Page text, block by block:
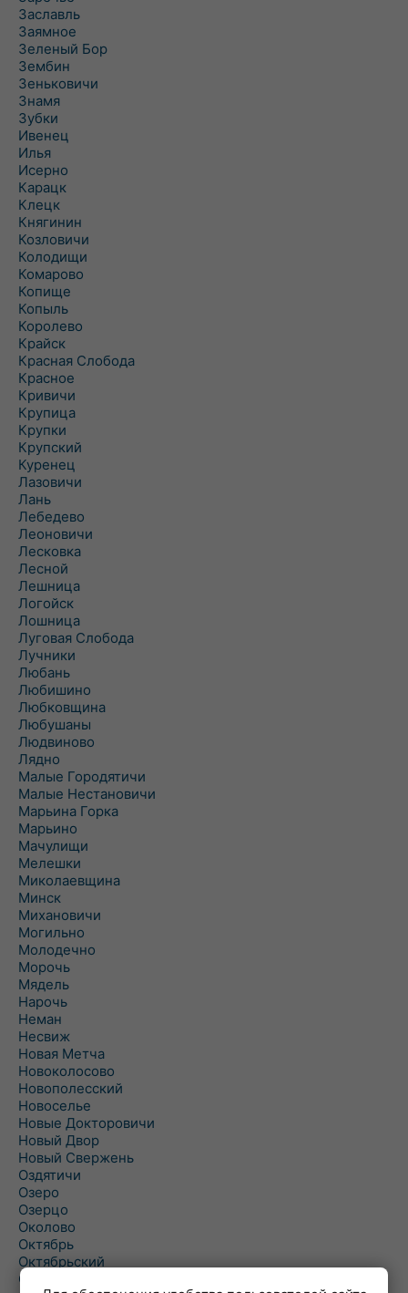
Заславль
Заямное
Зеленый Бор
Зембин
Зеньковичи
Знамя
Зубки
Ивенец
Илья
Исерно
Карацк
Клецк
Княгинин
Козловичи
Колодищи
Комарово
Копище
Копыль
Королево
Крайск
Красная Слобода
Красное
Кривичи
Крупица
Крупки
Крупский
Куренец
Лазовичи
Лань
Лебедево
Леоновичи
Лесковка
Лесной
Лешница
Логойск
Лошница
Луговая Слобода
Лучники
Любань
Любишино
Любковщина
Любушаны
Людвиново
Лядно
Малые Городятичи
Малые Нестановичи
Марьина Горка
Марьино
Мачулищи
Мелешки
Миколаевщина
Минск
Михановичи
Могильно
Молодечно
Морочь
Мядель
Нарочь
Неман
Несвиж
Новая Метча
Новоколосово
Новополесский
Новоселье
Новые Докторовичи
Новый Двор
Новый Свержень
Оздятичи
Озеро
Озерцо
Околово
Октябрь
Октябрьский
Олехновичи